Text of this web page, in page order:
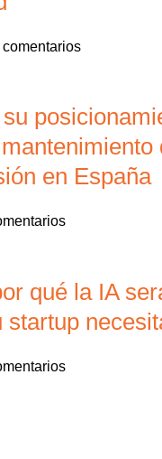
comentarios
en España
qué la IA
startup